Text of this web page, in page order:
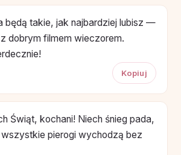
będą takie, jak najbardziej lubisz —
dobrym filmem wieczorem.
Kopiuj
Świąt, kochani! Niech śnieg pada,
pierogi wychodzą bez